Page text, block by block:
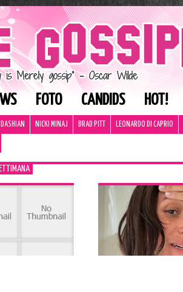
FOTO CANDIDS HOT!
NICKI MINAJ BRAD PITT LEONARDO DI CAPRIO